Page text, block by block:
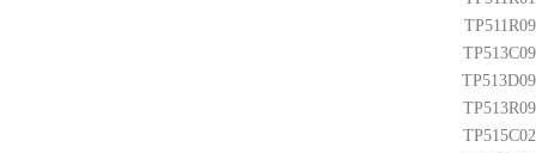
TP511R09
TP513C09
TP513D09
TP513R09
TP515C02